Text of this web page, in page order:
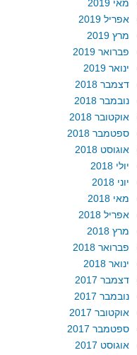
מאי 2019
אפריל 2019
מרץ 2019
פברואר 2019
ינואר 2019
דצמבר 2018
נובמבר 2018
אוקטובר 2018
ספטמבר 2018
אוגוסט 2018
יולי 2018
יוני 2018
מאי 2018
אפריל 2018
מרץ 2018
פברואר 2018
ינואר 2018
דצמבר 2017
נובמבר 2017
אוקטובר 2017
ספטמבר 2017
אוגוסט 2017